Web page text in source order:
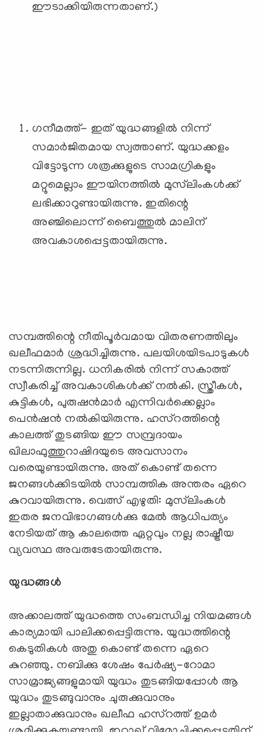
ഈടാക്കിയിരുന്നതാണ്.)
ഗനീമത്ത്- ഇത് യുദ്ധങ്ങളില്‍ നിന്ന്
സമാര്‍ജിതമായ സ്വത്താണ്. യുദ്ധക്കളം
വിട്ടോടുന്ന ശത്രക്കുളുടെ സാമഗ്രികളും
മറ്റുമെല്ലാം ഈയിനത്തില്‍ മുസ്‌ലിംകള്‍ക്ക്
ലഭിക്കാറുണ്ടായിരുന്നു. ഇതിന്റെ
അഞ്ചിലൊന്ന് ബൈത്തുല്‍ മാലിന്
അവകാശപ്പെട്ടതായിരുന്നു.
സമ്പത്തിന്റെ നീതിപൂര്‍വമായ വിതരണത്തിലും
ഖലീഫമാര്‍ ശ്രദ്ധിച്ചിരുന്നു. പലയിശയിടപാടുകള്‍
നടന്നിരുന്നില്ല. ധനികരില്‍ നിന്ന് സകാത്ത്
സ്വീകരിച്ച് അവകാശികള്‍ക്ക് നല്‍കി. സ്ത്രീകള്‍,
കുട്ടികള്‍, പുരുഷന്‍മാര്‍ എന്നിവര്‍ക്കെല്ലാം
പെന്‍ഷന്‍ നല്‍കിയിരുന്നു. ഹസ്റത്തിന്റെ
കാലത്ത് തുടങ്ങിയ ഈ സമ്പ്രദായം
ഖിലാഫുത്തുറാഷിദയുടെ അവസാനം
വരെയുണ്ടായിരുന്നു. അത് കൊണ്ട് തന്നെ
ജനങ്ങള്‍ക്കിടയില്‍ സാമ്പത്തിക അന്തരം ഏറെ
കുറവായിരുന്നു. വെത്സ് എഴുതി: മുസ്‌ലിംകള്‍
ഇതര ജനവിഭാഗങ്ങള്‍ക്കു മേല്‍ ആധിപത്യം
നേടിയത് ആ കാലത്തെ ഏറ്റവും നല്ല രാഷ്ട്രീയ
വ്യവസ്ഥ അവരുടേതായിരുന്നു.
യുദ്ധങ്ങള്‍
അക്കാലത്ത് യുദ്ധത്തെ സംബന്ധിച്ച നിയമങ്ങള്‍
കാര്യമായി പാലിക്കപ്പെട്ടിരുന്നു. യുദ്ധത്തിന്റെ
കെടുതികള്‍ അതു കൊണ്ട് തന്നെ ഏറെ
കുറഞ്ഞു. നബിക്കു ശേഷം പേര്‍ഷ്യ-റോമാ
സാമ്രാജ്യങ്ങളുമായി യുദ്ധം തുടങ്ങിയപ്പോള്‍ ആ
യുദ്ധം തുടങ്ങുവാനും ചുരുക്കുവാനും
ഇല്ലാതാക്കുവാനും ഖലീഫ ഹസ്റത്ത് ഉമര്‍